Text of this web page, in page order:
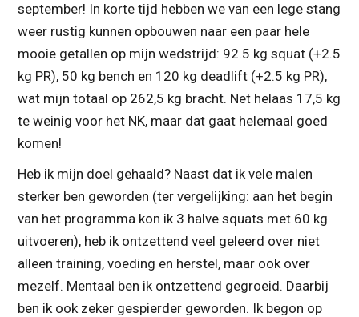
september! In korte tijd hebben we van een lege stang
weer rustig kunnen opbouwen naar een paar hele
mooie getallen op mijn wedstrijd: 92.5 kg squat (+2.5
kg PR), 50 kg bench en 120 kg deadlift (+2.5 kg PR),
wat mijn totaal op 262,5 kg bracht. Net helaas 17,5 kg
te weinig voor het NK, maar dat gaat helemaal goed
komen!
Heb ik mijn doel gehaald? Naast dat ik vele malen
sterker ben geworden (ter vergelijking: aan het begin
van het programma kon ik 3 halve squats met 60 kg
uitvoeren), heb ik ontzettend veel geleerd over niet
alleen training, voeding en herstel, maar ook over
mezelf. Mentaal ben ik ontzettend gegroeid. Daarbij
ben ik ook zeker gespierder geworden. Ik begon op